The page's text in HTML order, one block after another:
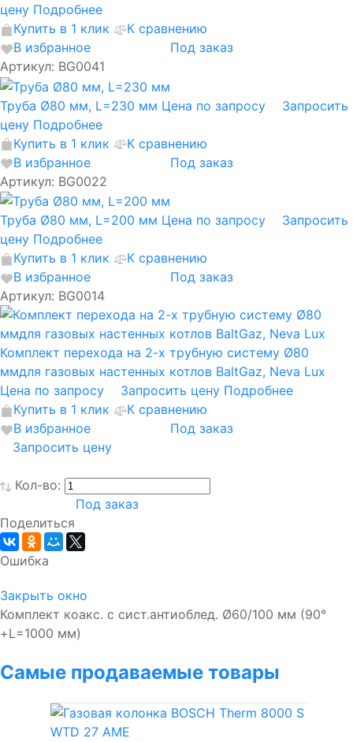
цену Подробнее
Купить в 1 клик
К сравнению
В избранное
Под заказ
Артикул: BG0041
Труба Ø80 мм, L=230 мм Цена по запросу
Запросить
цену Подробнее
Купить в 1 клик
К сравнению
В избранное
Под заказ
Артикул: BG0022
Труба Ø80 мм, L=200 мм Цена по запросу
Запросить
цену Подробнее
Купить в 1 клик
К сравнению
В избранное
Под заказ
Артикул: BG0014
Комплект перехода на 2-х трубную систему Ø80
ммдля газовых настенных котлов BaltGaz, Neva Lux
Цена по запросу
Запросить цену Подробнее
Купить в 1 клик
К сравнению
В избранное
Под заказ
Запросить цену
Кол-во:
Под заказ
Поделиться
Ошибка
Закрыть окно
Комплект коакс. с сист.антиоблед. Ø60/100 мм (90°
+L=1000 мм)
Самые продаваемые товары